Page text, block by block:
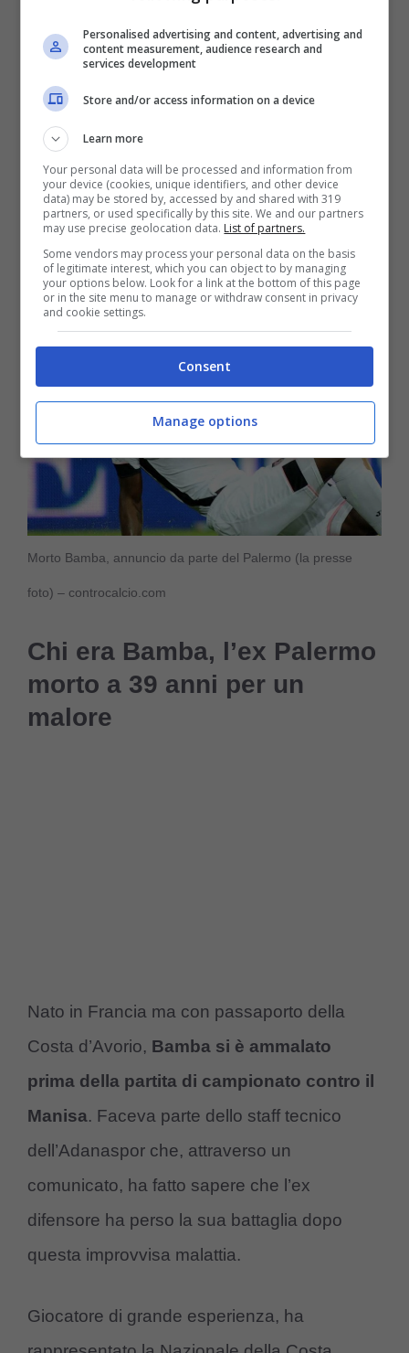
Dopo aver sconfitto la battaglia contro il
cancro, Bamba era tornato a giocare per poi
fermarsi in maniera definitiva. Dopo
l’avventura da calciatore, era entrato nello
staff tecnico dell’Adanaspor con il ruolo di
direttore tecnico.
Morto Bamba, annuncio da parte del Palermo (la presse
foto) – controcalcio.com
Chi era Bamba, l’ex Palermo
morto a 39 anni per un
malore
Nato in Francia ma con passaporto della
Costa d’Avorio, Bamba si è ammalato
prima della partita di campionato contro il
Manisa. Faceva parte dello staff tecnico
dell’Adanaspor che, attraverso un
comunicato, ha fatto sapere che l’ex
difensore ha perso la sua battaglia dopo
questa improvvisa malattia.
Giocatore di grande esperienza, ha
Personalised advertising and content, advertising and
content measurement, audience research and
services development
Store and/or access information on a device
Learn more
Your personal data will be processed and information from
your device (cookies, unique identifiers, and other device
data) may be stored by, accessed by and shared with 319
partners, or used specifically by this site. We and our partners
may use precise geolocation data. List of partners.
Some vendors may process your personal data on the basis
of legitimate interest, which you can object to by managing
your options below. Look for a link at the bottom of this page
or in the site menu to manage or withdraw consent in privacy
and cookie settings.
Consent
Manage options